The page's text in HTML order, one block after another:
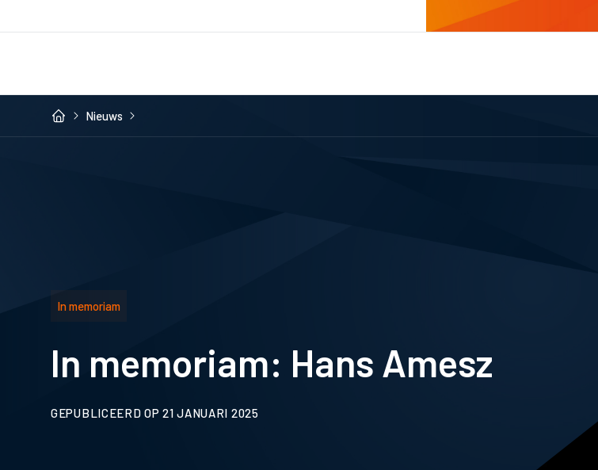
Nieuws
In memoriam
In memoriam: Hans Amesz
GEPUBLICEERD OP 21 JANUARI 2025